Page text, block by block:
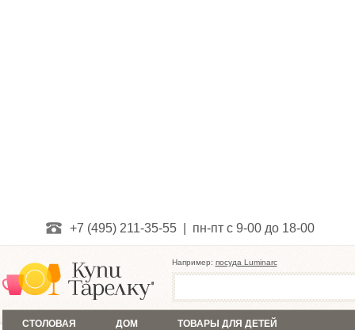
+7 (495) 211-35-55 | пн-пт с 9-00 до 18-00
Например: посуда Luminarc
СТОЛОВАЯ ДОМ ТОВАРЫ ДЛЯ ДЕТЕЙ